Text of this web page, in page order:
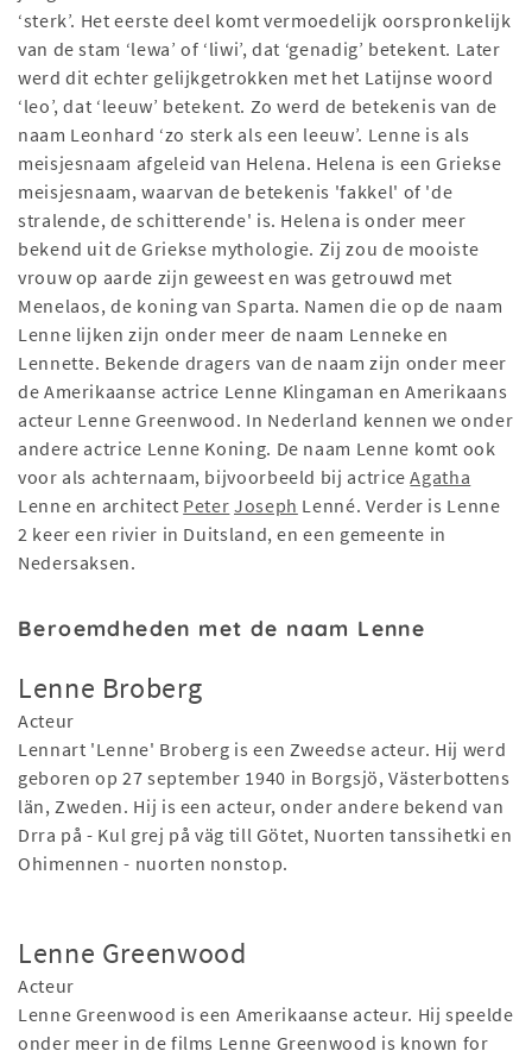
‘sterk’. Het eerste deel komt vermoedelijk oorspronkelijk
van de stam ‘lewa’ of ‘liwi’, dat ‘genadig’ betekent. Later
werd dit echter gelijkgetrokken met het Latijnse woord
‘leo’, dat ‘leeuw’ betekent. Zo werd de betekenis van de
naam Leonhard ‘zo sterk als een leeuw’. Lenne is als
meisjesnaam afgeleid van Helena. Helena is een Griekse
meisjesnaam, waarvan de betekenis 'fakkel' of 'de
stralende, de schitterende' is. Helena is onder meer
bekend uit de Griekse mythologie. Zij zou de mooiste
vrouw op aarde zijn geweest en was getrouwd met
Menelaos, de koning van Sparta. Namen die op de naam
Lenne lijken zijn onder meer de naam Lenneke en
Lennette. Bekende dragers van de naam zijn onder meer
de Amerikaanse actrice Lenne Klingaman en Amerikaans
acteur Lenne Greenwood. In Nederland kennen we onder
andere actrice Lenne Koning. De naam Lenne komt ook
voor als achternaam, bijvoorbeeld bij actriceAgatha
Lenne en architect Peter Joseph Lenné. Verder is Lenne
2 keer een rivier in Duitsland, en een gemeente in
Nedersaksen.
Beroemdheden met de naam Lenne
Lenne Broberg
Acteur
Lennart 'Lenne' Broberg is een Zweedse acteur. Hij werd
geboren op 27 september 1940 in Borgsjö, Västerbottens
län, Zweden. Hij is een acteur, onder andere bekend van
Drra på - Kul grej på väg till Götet, Nuorten tanssihetki en
Ohimennen - nuorten nonstop.
Lenne Greenwood
Acteur
Lenne Greenwood is een Amerikaanse acteur. Hij speelde
onder meer in de films Lenne Greenwood is known for